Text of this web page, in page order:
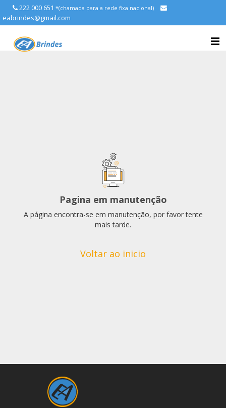
222 000 651 *(chamada para a rede fixa nacional)
eabrindes@gmail.com
Pagina em manutenção
A página encontra-se em manutenção, por favor tente
mais tarde.
Voltar ao inicio